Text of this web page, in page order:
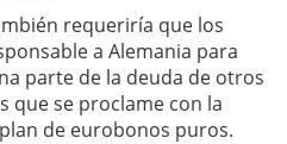
requeriría que los
a Alemania para
parte de la deuda de otros
que se proclame con la
de eurobonos puros.